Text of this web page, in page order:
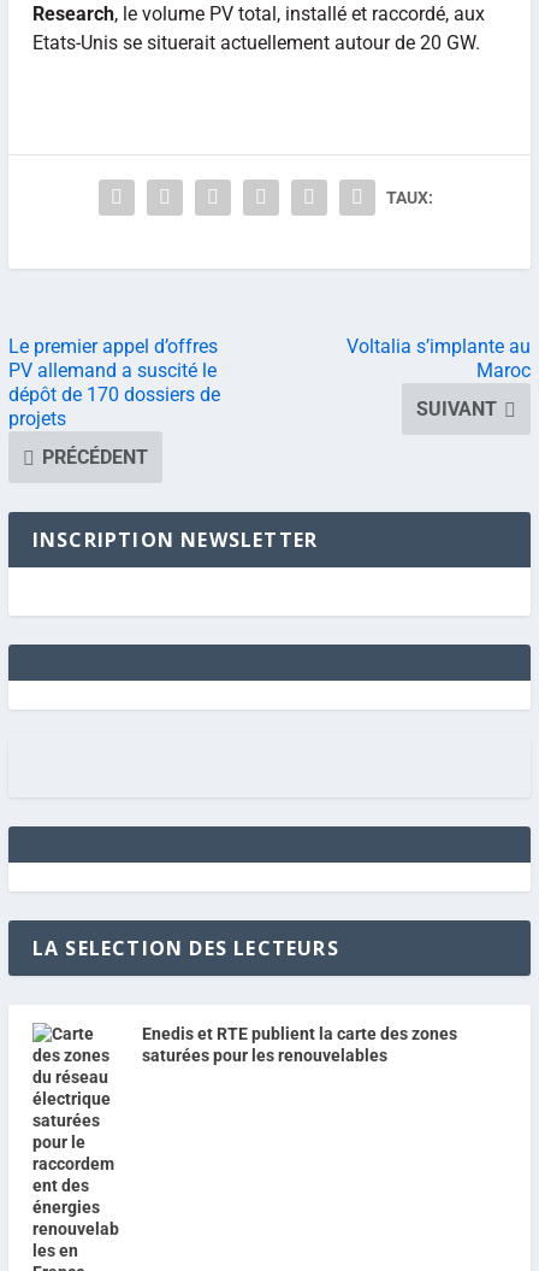
Research, le volume PV total, installé et raccordé, aux
Etats-Unis se situerait actuellement autour de 20 GW.
TAUX:
Le premier appel d’offres
PV allemand a suscité le
dépôt de 170 dossiers de
projets
PRÉCÉDENT
Voltalia s’implante au
Maroc
SUIVANT
INSCRIPTION NEWSLETTER
LA SELECTION DES LECTEURS
Enedis et RTE publient la carte des zones
saturées pour les renouvelables